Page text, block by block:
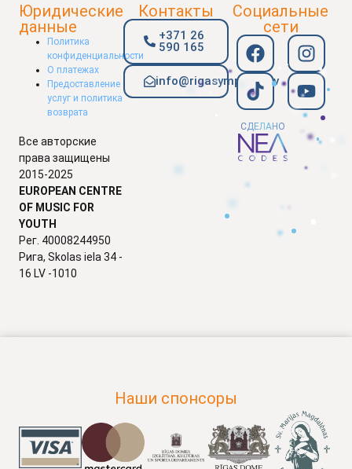
Юридические
данные
Политика
конфиденциальности
О платежах
Предоставление
услуг и политика
возврата
Все авторские
права защищены
2015-2025
EUROPEAN CENTRE
OF MUSIC FOR
YOUTH
Рег. 40008244950
Рига, Skolas iela 34 -
16 LV -1010
Контакты
+371 26
590 165
info@rigasymphony.lv
Социальные
сети
СДЕЛАНО
Наши спонсоры